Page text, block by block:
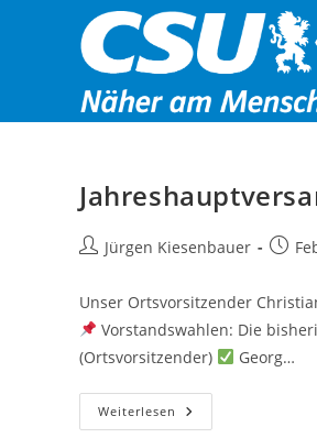
Beitrags-
Jürgen Kiesenbauer
Unser Ortsvorsitzender
Vorstandswahlen: Die
(Ortsvorsitzender)
Georg…
Weiterlesen
2025